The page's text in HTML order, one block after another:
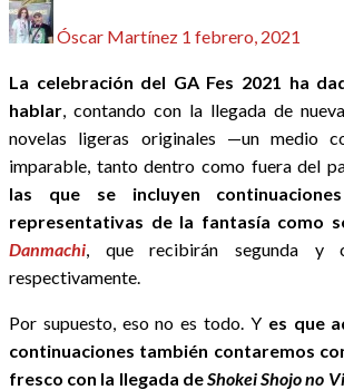
Óscar Martínez el
1 febrero, 2021
La celebración del GA Fes 2021 ha
hablar, contando con la llegada de
novelas ligeras originales —un medio
imparable, tanto dentro como fuera del
las que se incluyen
representativas de la fantasía como
Danmachi, que recibirán segunda y
respectivamente.
Por supuesto, eso no es todo. Yes que
continuaciones también contaremos
fresco con la llegada deShokei Shojo no